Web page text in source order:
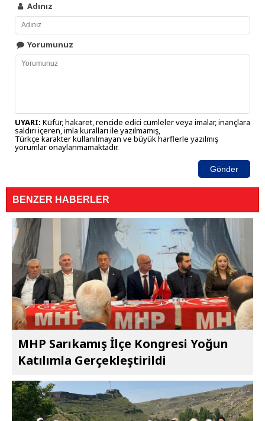
Adınız
Yorumunuz
UYARI: Küfür, hakaret, rencide edici cümleler veya imalar, inançlara
saldırı içeren, imla kuralları ile yazılmamış,
Türkçe karakter kullanılmayan ve büyük harflerle yazılmış
yorumlar onaylanmamaktadır.
Gönder
BENZER HABERLER
MHP Sarıkamış İlçe Kongresi Yoğun
Katılımla Gerçekleştirildi